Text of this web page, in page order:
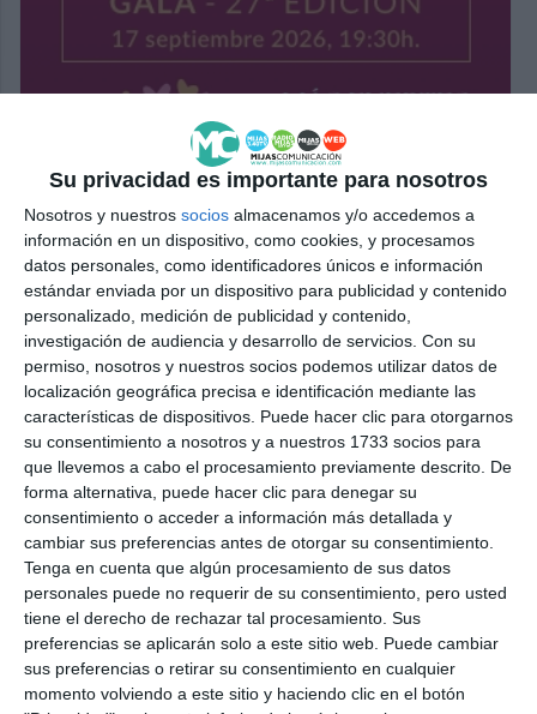
Su privacidad es importante para nosotros
Nosotros y nuestros socios almacenamos y/o accedemos a
información en un dispositivo, como cookies, y procesamos
datos personales, como identificadores únicos e información
estándar enviada por un dispositivo para publicidad y contenido
personalizado, medición de publicidad y contenido,
investigación de audiencia y desarrollo de servicios. Con su
permiso, nosotros y nuestros socios podemos utilizar datos de
localización geográfica precisa e identificación mediante las
características de dispositivos. Puede hacer clic para otorgarnos
su consentimiento a nosotros y a nuestros 1733 socios para
que llevemos a cabo el procesamiento previamente descrito. De
forma alternativa, puede hacer clic para denegar su
consentimiento o acceder a información más detallada y
cambiar sus preferencias antes de otorgar su consentimiento.
Tenga en cuenta que algún procesamiento de sus datos
personales puede no requerir de su consentimiento, pero usted
tiene el derecho de rechazar tal procesamiento. Sus
preferencias se aplicarán solo a este sitio web. Puede cambiar
sus preferencias o retirar su consentimiento en cualquier
momento volviendo a este sitio y haciendo clic en el botón